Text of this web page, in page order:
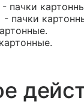
пачки
пачки